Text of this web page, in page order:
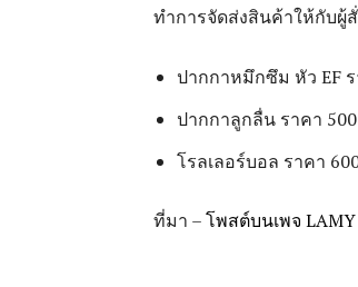
ทำการจัดส่งสินค้าให้กับผู้
ปากกาหมึกซึม หัว EF
ปากกาลูกลื่น ราคา
โรลเลอร์บอล ราคา
ที่มา –โพสต์บนเพจ